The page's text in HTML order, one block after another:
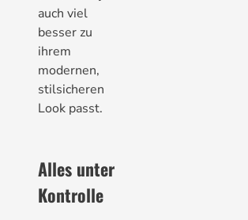
auch viel
besser zu
ihrem
modernen,
stilsicheren
Look passt.
Alles unter
Kontrolle